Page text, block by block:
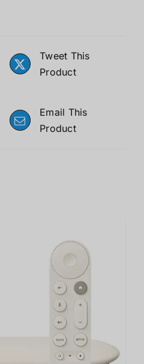
Tweet This
Product
Email This
Product